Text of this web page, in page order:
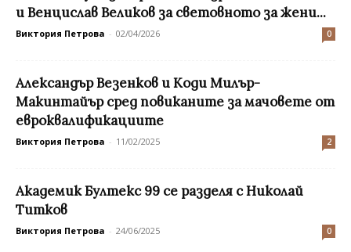
и Венцислав Великов за световното за жени...
Виктория Петрова - 02/04/2026 0
Александър Везенков и Коди Милър-
Макинтайър сред повиканите за мачовете от
евроквалификациите
Виктория Петрова - 11/02/2025 2
Академик Бултекс 99 се разделя с Николай
Титков
Виктория Петрова - 24/06/2025 0